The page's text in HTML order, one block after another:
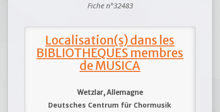
Fiche n°32483
Localisation(s) dans les
BIBLIOTHEQUES membres
de MUSICA
Wetzlar, Allemagne
Deutsches Centrum für Chormusik